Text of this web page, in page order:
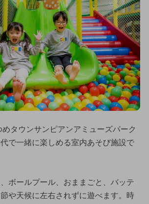
めタウンサンピアンアミューズパーク
で一緒に楽しめる室内あそび施設で
ボールプール、おままごと、バッテ
や天候に左右されずに遊べます。時